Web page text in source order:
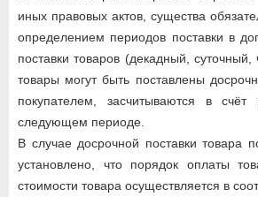
иных правовых актов, существа
определением периодов поставки в
поставки товаров (декадный,
товары могут быть поставлены
покупателем, засчитываются в
следующем периоде.
В случае досрочной поставки товара
установлено, что порядок оплаты
стоимости товара осуществляется в